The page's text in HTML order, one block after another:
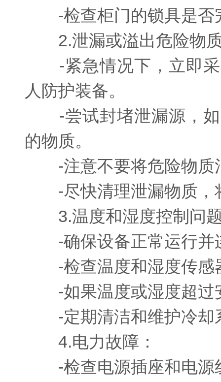
-检查柜门的锁具是否
2.泄漏或溢出危险物
-紧急情况下，立即采
人防护装备。
-尝试封堵泄漏源，如
的物质。
-注意不要将危险物质
-尽快清理泄漏物质，
3.温度和湿度控制问
-确保设备正常运行并
-检查温度和湿度传感
-如果温度或湿度超过
-定期清洁和维护冷却
4.电力故障：
-检查电源插座和电源